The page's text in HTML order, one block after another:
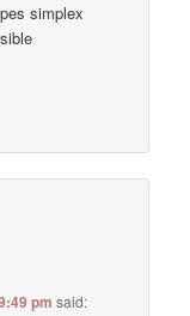
simplex
pm said: